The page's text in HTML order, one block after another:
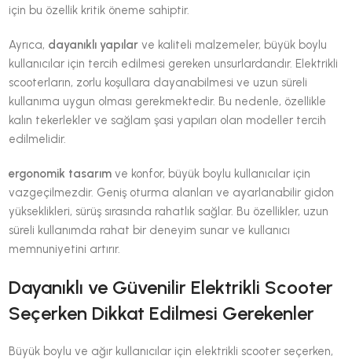
için bu özellik kritik öneme sahiptir.
Ayrıca, dayanıklı yapılar ve kaliteli malzemeler, büyük boylu
kullanıcılar için tercih edilmesi gereken unsurlardandır. Elektrikli
scooterların, zorlu koşullara dayanabilmesi ve uzun süreli
kullanıma uygun olması gerekmektedir. Bu nedenle, özellikle
kalın tekerlekler ve sağlam şasi yapıları olan modeller tercih
edilmelidir.
ergonomik tasarım ve konfor, büyük boylu kullanıcılar için
vazgeçilmezdir. Geniş oturma alanları ve ayarlanabilir gidon
yükseklikleri, sürüş sırasında rahatlık sağlar. Bu özellikler, uzun
süreli kullanımda rahat bir deneyim sunar ve kullanıcı
memnuniyetini artırır.
Dayanıklı ve Güvenilir Elektrikli Scooter
Seçerken Dikkat Edilmesi Gerekenler
Büyük boylu ve ağır kullanıcılar için elektrikli scooter seçerken,